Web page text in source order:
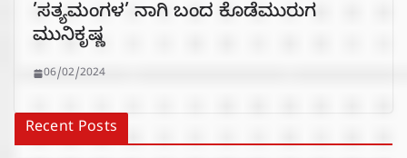
’ಸತ್ಯಮಂಗಳ’ ನಾಗಿ ಬಂದ ಕೊಡೆಮುರುಗ
ಮುನಿಕೃಷ್ಣ
06/02/2024
Recent Posts